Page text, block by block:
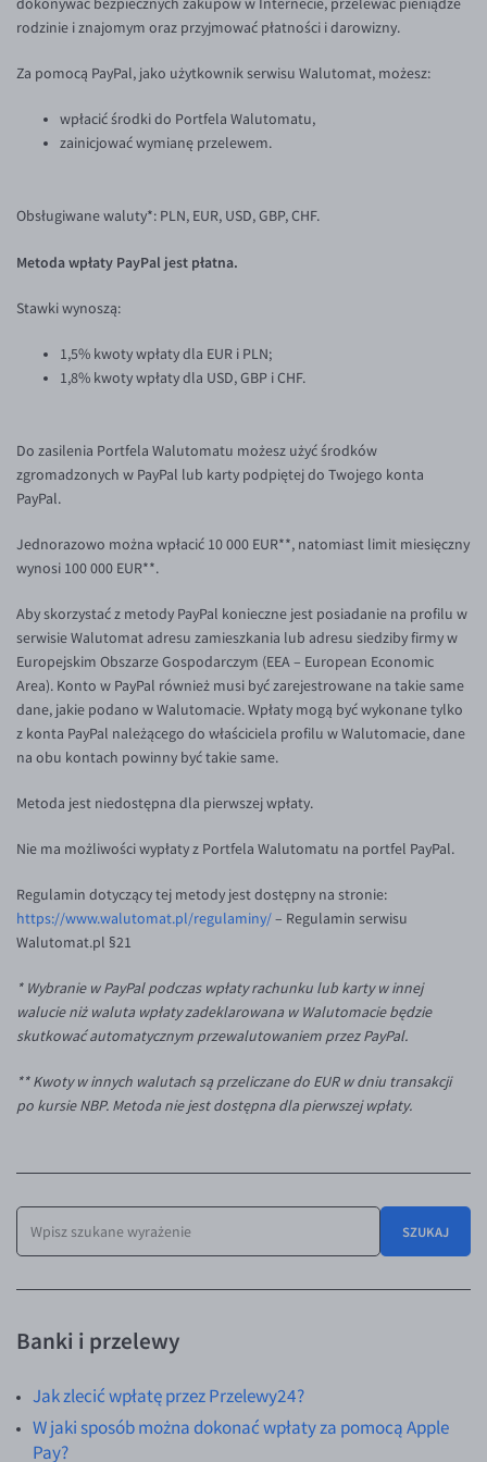
Inne pary walutowe
CAD/PLN
ILS/PLN
JPY/PLN
RON/PLN
TRY/PLN
ZAR/PLN
EUR/GBP
EUR/CZK
EUR/DKK
EUR/SEK
EUR/BGN
EUR/CAD
EUR/HKD
EUR/HUF
EUR/ILS
EUR/JPY
EUR/RON
GBP/USD
Aplikacja mobilna
Pomoc
Banki i przelewy
Przelewy zagraniczne
BLOG
Aktualności
Komentarze walutowe
Kontakt
Dla mediów
PL
dokonywać bezpiecznych zakupów w Internecie, przelewać pieniądze
rodzinie i znajomym oraz przyjmować płatności i darowizny.
Za pomocą PayPal, jako użytkownik serwisu Walutomat, możesz:
wpłacić środki do Portfela Walutomatu,
zainicjować wymianę przelewem.
Obsługiwane waluty*: PLN, EUR, USD, GBP, CHF.
Metoda wpłaty PayPal jest płatna.
Stawki wynoszą:
1,5% kwoty wpłaty dla EUR i PLN;
1,8% kwoty wpłaty dla USD, GBP i CHF.
Do zasilenia Portfela Walutomatu możesz użyć środków
zgromadzonych w PayPal lub karty podpiętej do Twojego konta
PayPal.
Jednorazowo można wpłacić 10 000 EUR**, natomiast limit miesięczny
wynosi 100 000 EUR**.
Aby skorzystać z metody PayPal konieczne jest posiadanie na profilu w
serwisie Walutomat adresu zamieszkania lub adresu siedziby firmy w
Europejskim Obszarze Gospodarczym (EEA – European Economic
Area). Konto w PayPal również musi być zarejestrowane na takie same
dane, jakie podano w Walutomacie. Wpłaty mogą być wykonane tylko
z konta PayPal należącego do właściciela profilu w Walutomacie, dane
na obu kontach powinny być takie same.
Metoda jest niedostępna dla pierwszej wpłaty.
Nie ma możliwości wypłaty z Portfela Walutomatu na portfel PayPal.
Regulamin dotyczący tej metody jest dostępny na stronie:
https://www.walutomat.pl/regulaminy/– Regulamin serwisu
Walutomat.pl §21
* Wybranie w PayPal podczas wpłaty rachunku lub karty w innej
walucie niż waluta wpłaty zadeklarowana w Walutomacie będzie
skutkować automatycznym przewalutowaniem przez PayPal.
** Kwoty w innych walutach są przeliczane do EUR w dniu transakcji
po kursie NBP. Metoda nie jest dostępna dla pierwszej wpłaty.
SZUKAJ
Banki i przelewy
Jak zlecić wpłatę przez Przelewy24?
W jaki sposób można dokonać wpłaty za pomocą Apple
Pay?